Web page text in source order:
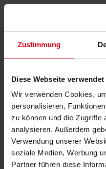
Zustimmung
Diese Webseite
Wir verwenden Cookies,
personalisieren,
zu können und die Zugriffe
analysieren. Außerdem
Verwendung unserer
soziale Medien, Werbung
Partner führen diese